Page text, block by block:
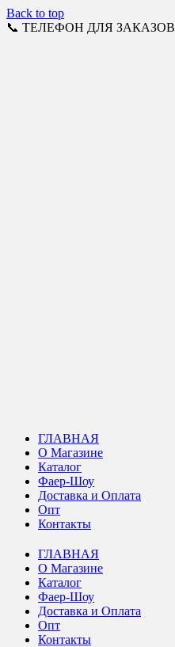
Back to top
📞 ТЕЛЕФОН ДЛЯ ЗАКАЗОВ
ГЛАВНАЯ
О Магазине
Каталог
Фаер-Шоу
Доставка и Оплата
Опт
Контакты
ГЛАВНАЯ
О Магазине
Каталог
Фаер-Шоу
Доставка и Оплата
Опт
Контакты